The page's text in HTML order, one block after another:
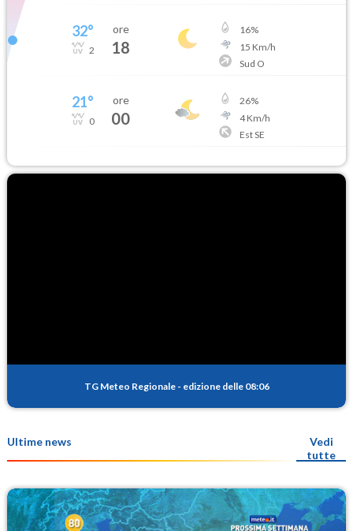
32°
2
ore
18
16%
15 Km/h
Sud O
21°
0
ore
00
26%
4Km/h
Est SE
TG Meteo Regionale - edizione delle 08:06
Ultime news
Vedi
tutte